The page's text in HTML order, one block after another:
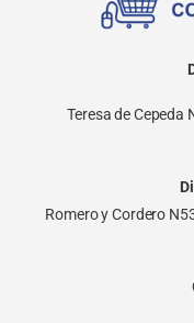
Teresa de Cepeda
Romero y Cordero